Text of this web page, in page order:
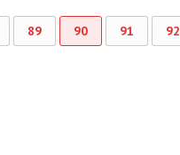
89 90 91 92